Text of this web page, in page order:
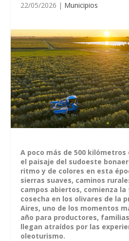
22/05/2026 | Municipios
A poco más de 500 kilómetros
el paisaje del sudoeste
ritmo y de colores en esta
sierras suaves, caminos
campos abiertos, comienza la
cosecha en los olivares de la
Aires, uno de los momentos
año para productores,
llegan atraídos por las
oleoturismo.